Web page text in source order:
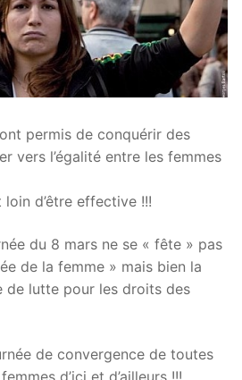
permis de conquérir des
vers l’égalité entre les femmes
d’être effective !!!
du 8 mars ne se « fête » pas
de la femme » mais bien la
de lutte pour les droits des
de convergence de toutes
d’ici et d’ailleurs !!!